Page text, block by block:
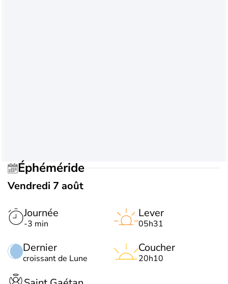
Éphéméride
Vendredi 7 août
Journée
-3 min
Dernier
croissant de Lune
Lever
05h31
Coucher
20h10